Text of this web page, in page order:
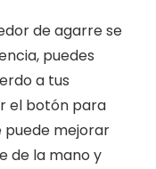
de agarre se
puedes
a tus
el botón para
puede mejorar
de la mano y